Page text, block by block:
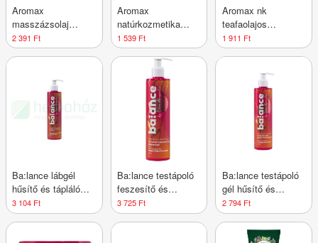
Aromax
masszázsolaj
relaxa 250 ml
2 391 Ft
Aromax
natúrkozmetika
mellápoló olaj 20 ml
1 539 Ft
Aromax nk
teafaolajos
körömápoló olaj 10
ml
1 911 Ft
Ba:lance lábgél
hűsítő és tápláló
300 ml
3 104 Ft
Ba:lance testápoló
feszesítő és
bemelegítő 300 ml
3 725 Ft
Ba:lance testápoló
gél hűsítő és
nyugtató 300 ml
2 794 Ft